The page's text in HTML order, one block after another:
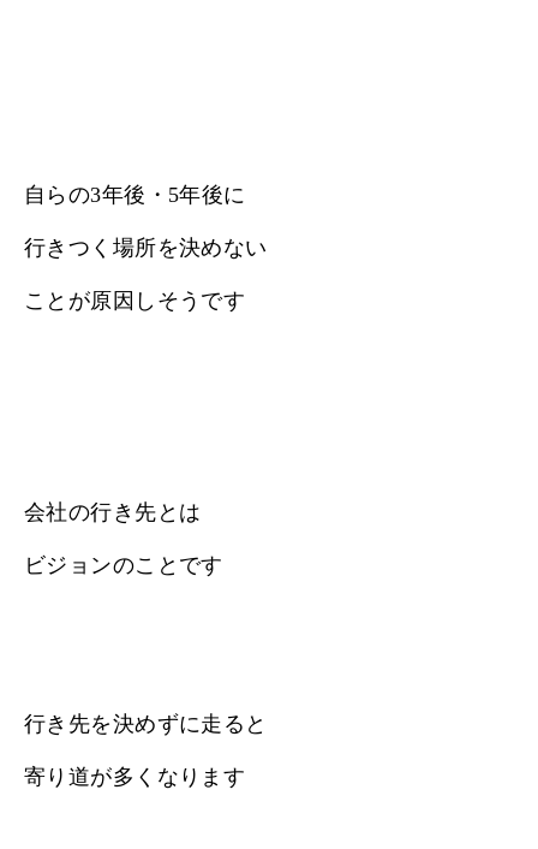
自らの3年後・5年後に
行きつく場所を決めない
ことが原因しそうです
会社の行き先とは
ビジョンのことです
行き先を決めずに走ると
寄り道が多くなります